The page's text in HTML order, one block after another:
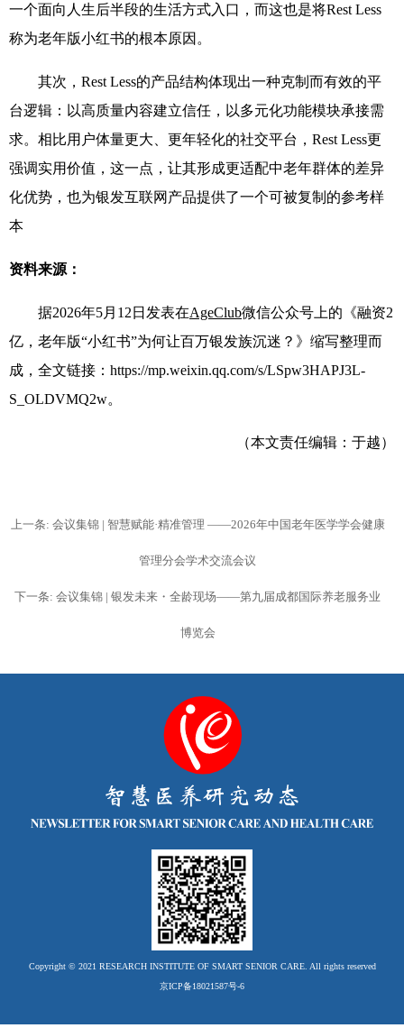
一个面向人生后半段的生活方式入口，而这也是将Rest Less
称为老年版小红书的根本原因。
其次， Rest Less的产品结构体现出一种克制而有效的平
台逻辑：以高质量内容建立信任，以多元化功能模块承接需
求。相比用户体量更大、更年轻化的社交平台， Rest Less更
强调实用价值，这一点，让其形成更适配中老年群体的差异
化优势，也为银发互联网产品提供了一个可被复制的参考样
本
资料来源：
据2026年5月 12 日发表在AgeClub微信公众号上的《融资2
亿，老年版“小红书”为何让百万银发族沉迷？》缩写整理而
成，全文链接： https://mp.weixin.qq.com/s/LSpw3HAPJ3L-
S_OLDVMQ2w。
（本文责任编辑：于越）
上一条: 会议集锦 | 智慧赋能·精准管理 ——2026年中国老年医学学会健康
管理分会学术交流会议
下一条: 会议集锦 | 银发未来・全龄现场——第九届成都国际养老服务业
博览会
Copyright © 2021 RESEARCH INSTITUTE OF SMART SENIOR CARE. All rights reserved
京ICP备18021587号-6